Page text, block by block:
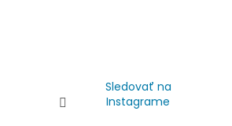
Sledovať na
Instagrame